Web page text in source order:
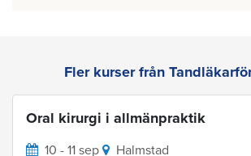
Fler kurser från
Oral kirurgi i allmänpraktik
10 - 11 sep Halmstad